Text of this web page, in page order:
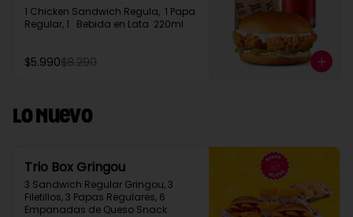
1 Chicken Sandwich Regula,  1 Papa
Regular, 1   Bebida en Lata  220ml
$5.990$8.290
Lo Nuevo
Trio Box Gringou
3 Sandwich Regular Gringou, 3
Filetillos, 3 Papas Regulares, 6
Empanadas de Queso Snack